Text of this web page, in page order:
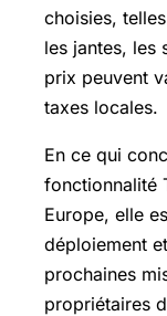
choisies,
les jantes, les
prix peuvent
taxes locales.
En ce qui
fonctionnalité
Europe, elle
déploiement
prochaines
propriétaires